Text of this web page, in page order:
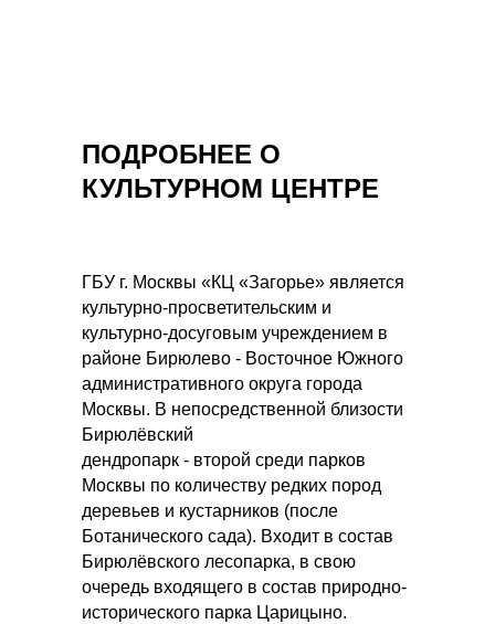
ГБУ г. Москвы «КЦ «Загорье» является
культурно-просветительским и
культурно-досуговым учреждением в
районе Бирюлево - Восточное Южного
административного округа города
Москвы. В непосредственной близости
Бирюлёвский
дендропарк - второй среди парков
Москвы по количеству редких пород
деревьев и кустарников (после
Ботанического сада). Входит в состав
Бирюлёвского лесопарка, в свою
очередь входящего в состав природно-
исторического парка Царицыно.
ПОДРОБНЕЕ О
КУЛЬТУРНОМ ЦЕНТРЕ